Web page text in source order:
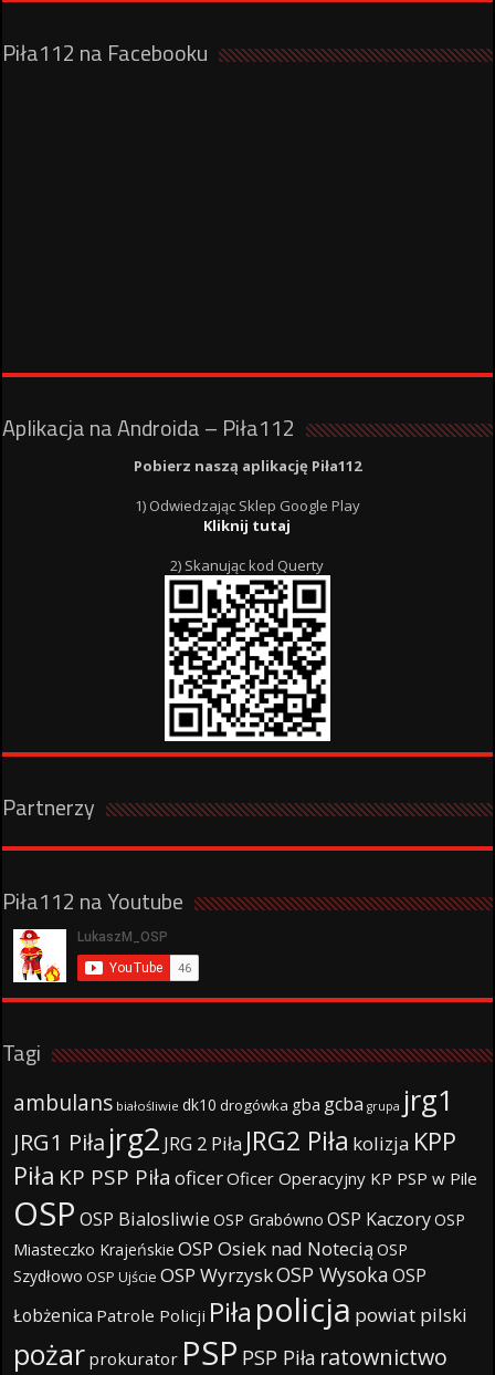
Piła112 na Facebooku
Aplikacja na Androida – Piła112
Pobierz naszą aplikację Piła112
1) Odwiedzając Sklep Google Play
Kliknij tutaj
2) Skanując kod Querty
Partnerzy
Piła112 na Youtube
Tagi
ambulans białośliwie dk10 drogówka gba gcba grupa jrg1
JRG1 Piła jrg2 JRG 2 Piła JRG2 Piła kolizja KPP
Piła KP PSP Piła oficerOficer Operacyjny KP PSP w Pile
OSP OSP Bialosliwie OSP Grabówno OSP KaczoryOSP
Miasteczko Krajeńskie OSP Osiek nad Notecią OSP
Szydłowo OSP Ujście OSP WyrzyskOSP WysokaOSP
Łobżenica Patrole Policji Piła policja powiat pilski
pożar prokurator PSP PSP Piła ratownictwo